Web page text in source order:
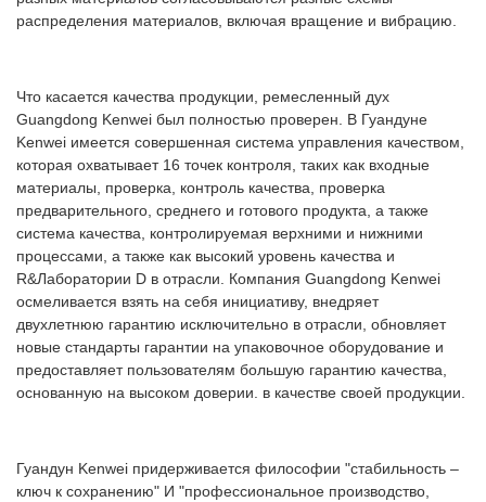
распределения материалов, включая вращение и вибрацию.
Что касается качества продукции, ремесленный дух
Guangdong Kenwei был полностью проверен. В Гуандуне
Kenwei имеется совершенная система управления качеством,
которая охватывает 16 точек контроля, таких как входные
материалы, проверка, контроль качества, проверка
предварительного, среднего и готового продукта, а также
система качества, контролируемая верхними и нижними
процессами, а также как высокий уровень качества и
R&Лаборатории D в отрасли. Компания Guangdong Kenwei
осмеливается взять на себя инициативу, внедряет
двухлетнюю гарантию исключительно в отрасли, обновляет
новые стандарты гарантии на упаковочное оборудование и
предоставляет пользователям большую гарантию качества,
основанную на высоком доверии. в качестве своей продукции.
Гуандун Kenwei придерживается философии "стабильность –
ключ к сохранению" И "профессиональное производство,